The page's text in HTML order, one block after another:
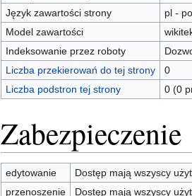
Język zawartości strony
pl -
Model zawartości
Indeksowanie przez roboty
Liczba przekierowań do tej strony
0
Liczba podstron tej strony
0 (0
Zabezpieczenie
edytowanie
Dostęp mają wszyscy
przenoszenie
Dostęp mają wszyscy